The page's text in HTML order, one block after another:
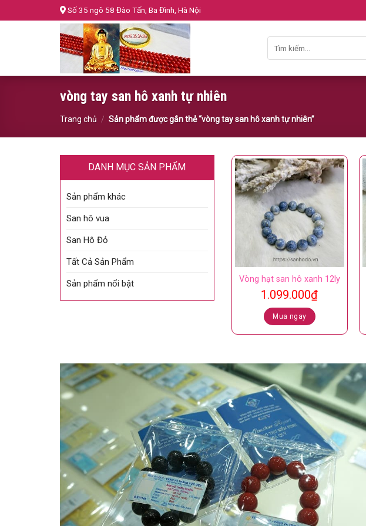
to
Số 35 ngõ 58 Đào Tấn, Ba Đình, Hà Nội
vòng tay san hô xanh tự nhiên
Trang chủ / Sản phẩm được gắn thẻ “vòng tay san hô xanh tự nhiên”
DANH MỤC SẢN PHẨM
Sản phẩm khác
San hô vua
San Hô Đỏ
Tất Cả Sản Phẩm
Sản phẩm nổi bật Vòng hạt san hô xanh 12ly
1.099.000₫
Mua ngay